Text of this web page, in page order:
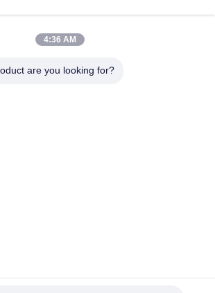
o botão do PC/ANIMAL DE
resistente da abóbada da abrasão
4:36 AM
are you looking for?